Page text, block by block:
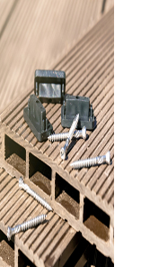
EN CHÊNE FUMÉ
EN CHÊNE
au